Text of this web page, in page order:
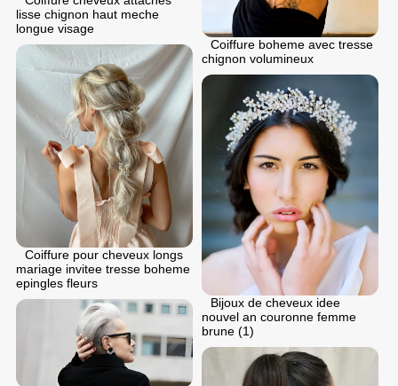
Coiffure boheme avec tresse
chignon volumineux
lisse chignon haut meche
longue visage
Coiffure pour cheveux longs
mariage invitee tresse boheme
epingles fleurs
Bijoux de cheveux idee
nouvel an couronne femme
brune (1)